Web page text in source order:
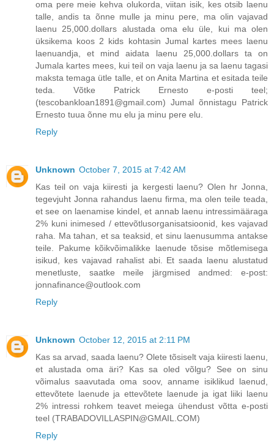
oma pere meie kehva olukorda, viitan isik, kes otsib laenu
talle, andis ta õnne mulle ja minu pere, ma olin vajavad
laenu 25,000.dollars alustada oma elu üle, kui ma olen
üksikema koos 2 kids kohtasin Jumal kartes mees laenu
laenuandja, et mind aidata laenu 25,000.dollars ta on
Jumala kartes mees, kui teil on vaja laenu ja sa laenu tagasi
maksta temaga ütle talle, et on Anita Martina et esitada teile
teda. Võtke Patrick Ernesto e-posti teel;
(tescobankloan1891@gmail.com) Jumal õnnistagu Patrick
Ernesto tuua õnne mu elu ja minu pere elu.
Reply
Unknown October 7, 2015 at 7:42 AM
Kas teil on vaja kiiresti ja kergesti laenu? Olen hr Jonna,
tegevjuht Jonna rahandus laenu firma, ma olen teile teada,
et see on laenamise kindel, et annab laenu intressimääraga
2% kuni inimesed / ettevõtlusorganisatsioonid, kes vajavad
raha. Ma tahan, et sa teaksid, et sinu laenusumma antakse
teile. Pakume kõikvõimalikke laenude tõsise mõtlemisega
isikud, kes vajavad rahalist abi. Et saada laenu alustatud
menetluste, saatke meile järgmised andmed: e-post:
jonnafinance@outlook.com
Reply
Unknown October 12, 2015 at 2:11 PM
Kas sa arvad, saada laenu? Olete tõsiselt vaja kiiresti laenu,
et alustada oma äri? Kas sa oled võlgu? See on sinu
võimalus saavutada oma soov, anname isiklikud laenud,
ettevõtete laenude ja ettevõtete laenude ja igat liiki laenu
2% intressi rohkem teavet meiega ühendust võtta e-posti
teel (TRABADOVILLASPIN@GMAIL.COM)
Reply